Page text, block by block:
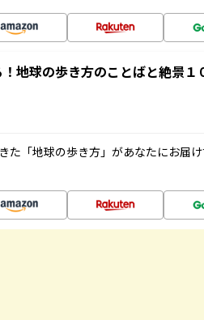
地球の歩き方のことばと絶景１
た「地球の歩き方」があなたにお届